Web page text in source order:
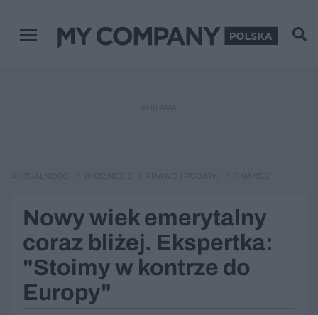
Menu główne
Nowy wiek emerytalny
coraz bliżej. Ekspertka:
"Stoimy w kontrze do
Europy"